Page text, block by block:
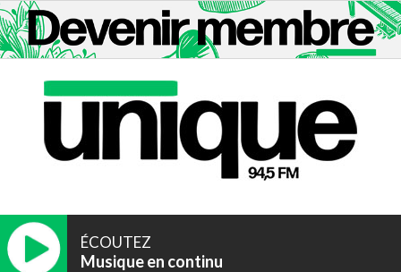
ÉCOUTEZ
Musique en continu